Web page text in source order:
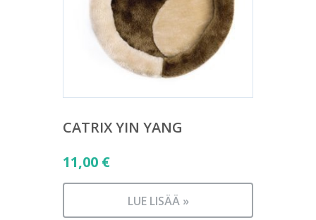
CATRIX YIN YANG
11,00 €
LUE LISÄÄ »